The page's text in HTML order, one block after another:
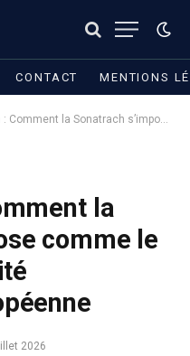
CONTACT MENTIONS
s’impose comme le pivot de la sécurité énergétique européenne
la
comme le
2026